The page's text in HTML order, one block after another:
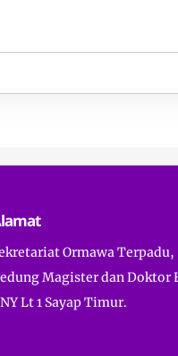
Ormawa Terpadu,
Magister dan Doktor
Lt 1 Sayap Timur.